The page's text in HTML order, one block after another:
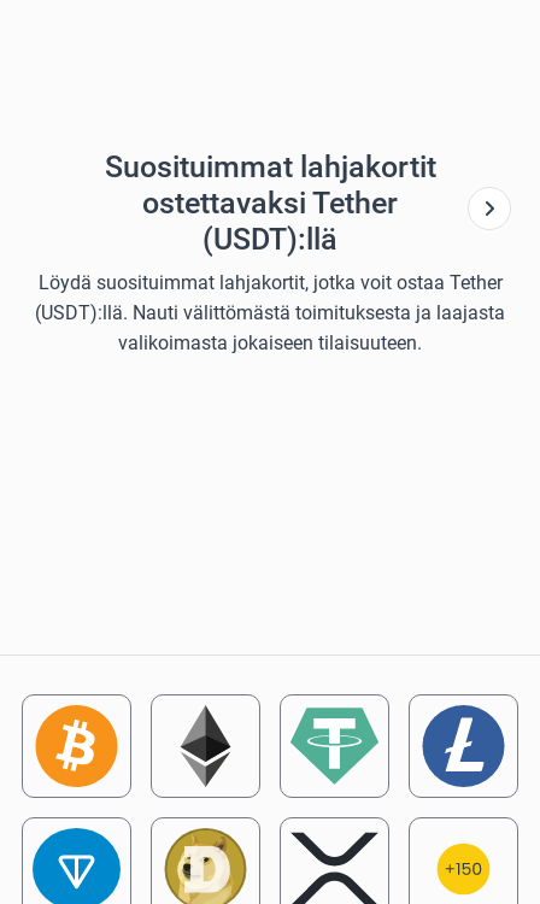
Suosituimmat lahjakortit
ostettavaksi Tether
(USDT):llä
Löydä suosituimmat lahjakortit, jotka voit ostaa Tether
(USDT):llä. Nauti välittömästä toimituksesta ja laajasta
valikoimasta jokaiseen tilaisuuteen.